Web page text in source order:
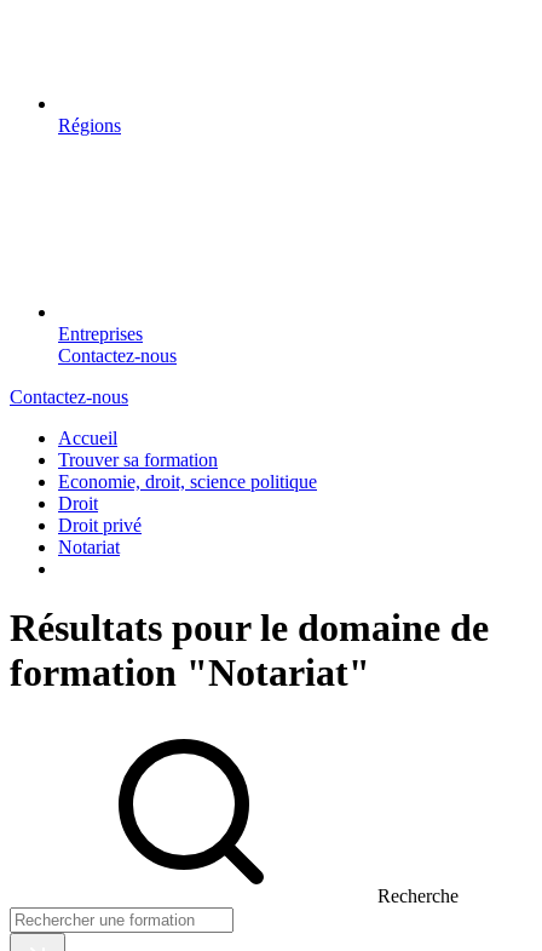
Régions
Entreprises
Contactez-nous
Contactez-nous
Accueil
Trouver sa formation
Economie, droit, science politique
Droit
Droit privé
Notariat
Résultats pour le domaine de
formation "Notariat"
Recherche